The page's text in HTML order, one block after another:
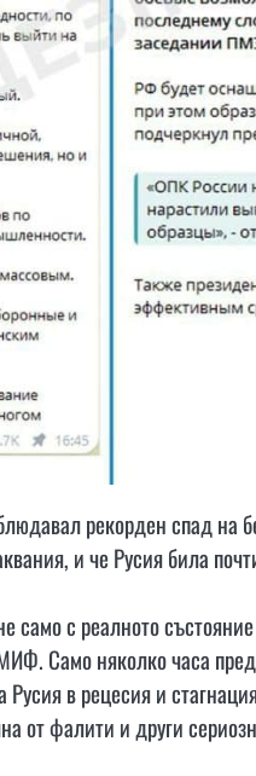
рекорден спад на
и че Русия била
само с реалното
Само няколко часа
в рецесия и
от фалити и други